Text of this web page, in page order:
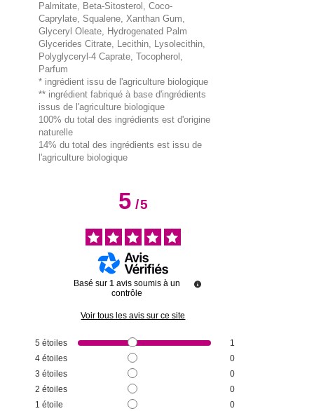
Palmitate, Beta-Sitosterol, Coco-
Caprylate, Squalene, Xanthan Gum,
Glyceryl Oleate, Hydrogenated Palm
Glycerides Citrate, Lecithin, Lysolecithin,
Polyglyceryl-4 Caprate, Tocopherol,
Parfum
* ingrédient issu de l'agriculture biologique
** ingrédient fabriqué à base d'ingrédients
issus de l'agriculture biologique
100% du total des ingrédients est d'origine
naturelle
14% du total des ingrédients est issu de
l'agriculture biologique
5/5
Basé sur 1 avis soumis à un
contrôle
Voir tous les avis sur ce site
5 étoiles
1
4 étoiles
0
3 étoiles
0
2 étoiles
0
1 étoile 0